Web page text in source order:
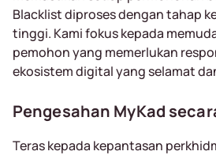
Blacklist diproses dengan tahap
tinggi. Kami fokus kepada
pemohon yang memerlukan
ekosistem digital yang selamat
Pengesahan MyKad
Teras kepada kepantasan